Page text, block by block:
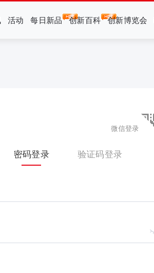
活动 每日新品 创新百科 创新博览会
微信登录
密码登录 验证码登录